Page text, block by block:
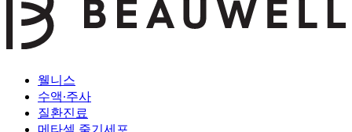
웰니스
수액∙주사
질환진료
메타셀 줄기세포